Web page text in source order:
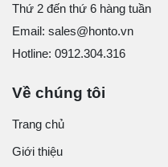
Thứ 2 đến thứ 6 hàng tuần
Email: sales@honto.vn
Hotline: 0912.304.316
Về chúng tôi
Trang chủ
Giới thiệu